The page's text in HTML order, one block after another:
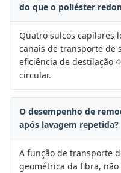
do que o poliéster
Quatro sulcos capilares
canais de transporte de
eficiência de destilação
circular.
O desempenho de
após lavagem repetida?
A função de transporte
geométrica da fibra,